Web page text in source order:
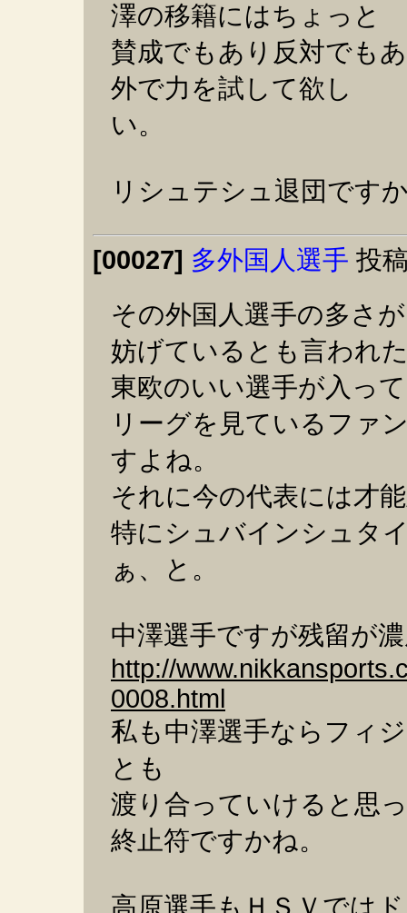
澤の移籍にはちょっと
賛成でもあり反対でも
外で力を試して欲し
い。
リシュテシュ退団です
[00027] 多外国人選手 投
その外国人選手の多さ
妨げているとも言われ
東欧のいい選手が入っ
リーグを見ているファ
すよね。
それに今の代表には才
特にシュバインシュタ
ぁ、と。
中澤選手ですが残留が
http://
0008.html
私も中澤選手ならフィ
とも
渡り合っていけると思
終止符ですかね。
高原選手もＨＳＶでは